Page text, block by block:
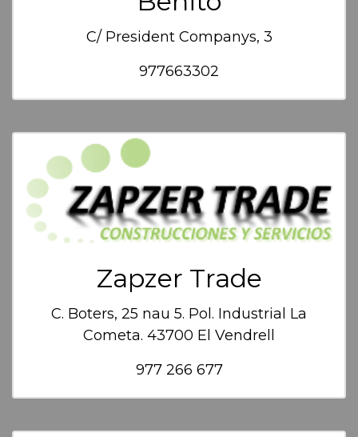
C/ President Companys, 3
977663302
Zapzer Trade
C. Boters, 25 nau 5. Pol. Industrial La
Cometa. 43700 El Vendrell
977 266 677